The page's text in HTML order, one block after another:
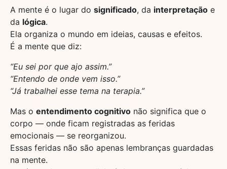
A mente é o lugar do significado, da interpretação e
da lógica.
Ela organiza o mundo em ideias, causas e efeitos.
É a mente que diz:
“Eu sei por que ajo assim.”
“Entendo de onde vem isso.”
“Já trabalhei esse tema na terapia.”
Mas o entendimento cognitivo não significa que o
corpo — onde ficam registradas as feridas
emocionais — se reorganizou.
Essas feridas não são apenas lembranças guardadas
na mente.